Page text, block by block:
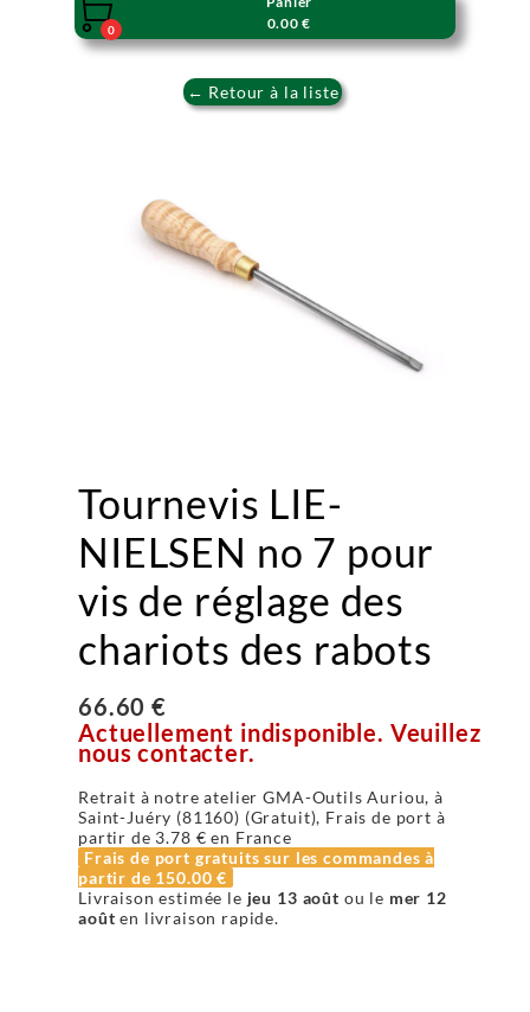

0
0.00 €
← Retour à la liste
Tournevis LIE-
NIELSEN no 7 pour
vis de réglage des
chariots des rabots
66.60 €
Actuellement indisponible. Veuillez
nous contacter.
Retrait à notre atelier GMA-Outils Auriou, à
Saint-Juéry (81160) (Gratuit), Frais de port à
partir de 3.78 € en France
Frais de port gratuits sur les commandes à
partir de 150.00 €
Livraison estimée le jeu 13 août ou le mer 12
août en livraison rapide.